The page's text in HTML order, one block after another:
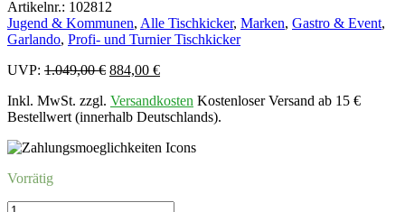
Artikelnr.: 102812
Jugend & Kommunen, Alle Tischkicker, Marken, Gastro & Event,
Garlando, Profi- und Turnier Tischkicker
UVP: 1.049,00€ Ursprünglicher
war:
1.049,00 €
884,00 €Aktueller
ist:
884,00 €.
Inkl. MwSt. zzgl. Versandkosten Kostenloser Versand ab 15 €
Bestellwert (innerhalb Deutschlands).
Vorrätig
Tischkicker